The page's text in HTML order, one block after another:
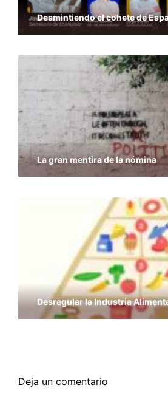
Desmintiendo el cohete de
La gran mentira de la nómina
Desregular la Industria
Economía y Libertad –
FMI
Deja un comentario